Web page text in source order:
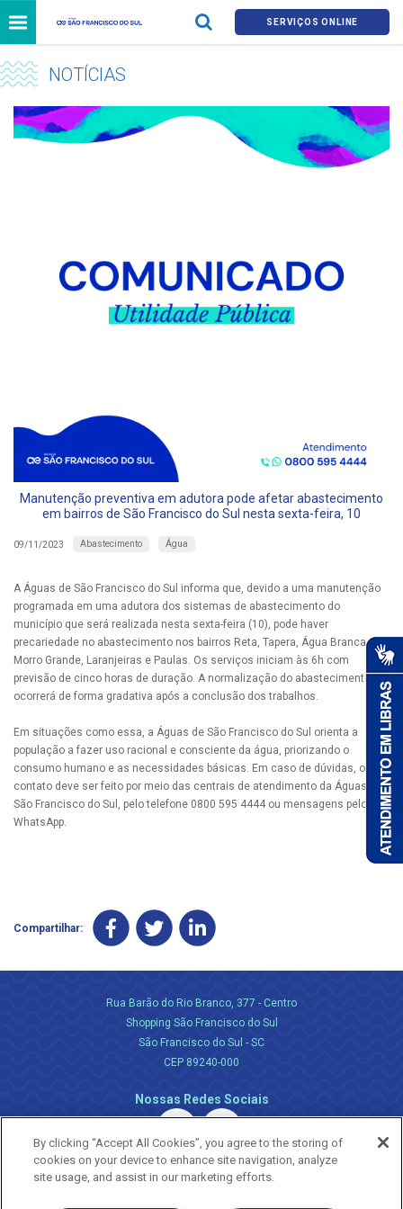
SERVIÇOS ONLINE
NOTÍCIAS
Manutenção preventiva em adutora pode afetar abastecimento
em bairros de São Francisco do Sul nesta sexta-feira, 10
09/11/2023 Abastecimento Água
A Águas de São Francisco do Sul informa que, devido a uma manutenção
programada em uma adutora dos sistemas de abastecimento do
município que será realizada nesta sexta-feira (10), pode haver
precariedade no abastecimento nos bairros Reta, Tapera, Água Branca,
Morro Grande, Laranjeiras e Paulas. Os serviços iniciam às 6h com
previsão de cinco horas de duração. A normalização do abastecimento
ocorrerá de forma gradativa após a conclusão dos trabalhos.
Em situações como essa, a Águas de São Francisco do Sul orienta a
população a fazer uso racional e consciente da água, priorizando o
consumo humano e as necessidades básicas. Em caso de dúvidas, o
contato deve ser feito por meio das centrais de atendimento da Águas de
São Francisco do Sul, pelo telefone 0800 595 4444 ou mensagens pelo
WhatsApp.
Compartilhar:
Rua Barão do Rio Branco, 377 - Centro
Shopping São Francisco do Sul
São Francisco do Sul - SC
CEP 89240-000
Nossas Redes Sociais
By clicking “Accept All Cookies”, you agree to the storing of
cookies on your device to enhance site navigation, analyze
site usage, and assist in our marketing efforts.